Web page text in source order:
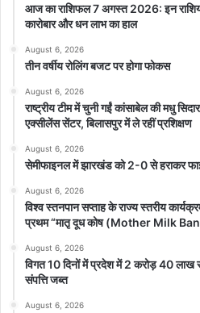
आज का राशिफल 7 अगस्त 2026: इन
कारोबार और धन लाभ का हाल
August 6, 2026
तीन वर्षीय रोलिंग बजट पर होगा फोकस
August 6, 2026
राष्ट्रीय टीम में चुनी गईं कांसाबेल की मधु
एक्सीलेंस सेंटर, बिलासपुर में ले रहीं प्रशिक्षण
August 6, 2026
सेमीफाइनल में झारखंड को 2-0 से हराकर
August 6, 2026
विश्व स्तनपान सप्ताह के राज्य स्तरीय
प्रथम “मातृ दूध कोष (Mother Milk
August 6, 2026
विगत 10 दिनों में प्रदेश में 2 करोड़ 40
संपत्ति जब्त
August 6, 2026